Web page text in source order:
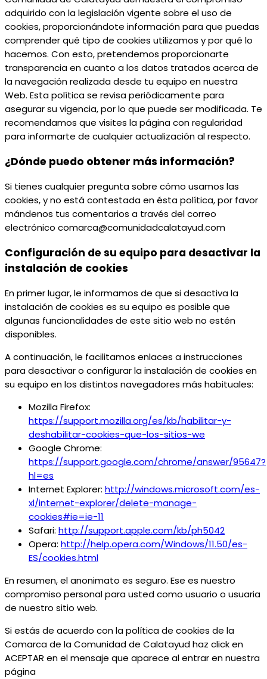
adquirido con la legislación vigente sobre el uso de
cookies, proporcionándote información para que puedas
comprender qué tipo de cookies utilizamos y por qué lo
hacemos. Con esto, pretendemos proporcionarte
transparencia en cuanto a los datos tratados acerca de
la navegación realizada desde tu equipo en nuestra
Web. Esta política se revisa periódicamente para
asegurar su vigencia, por lo que puede ser modificada. Te
recomendamos que visites la página con regularidad
para informarte de cualquier actualización al respecto.
¿Dónde puedo obtener más información?
Si tienes cualquier pregunta sobre cómo usamos las
cookies, y no está contestada en ésta política, por favor
mándenos tus comentarios a través del correo
electrónico comarca@comunidadcalatayud.com
Configuración de su equipo para desactivar la
instalación de cookies
En primer lugar, le informamos de que si desactiva la
instalación de cookies es su equipo es posible que
algunas funcionalidades de este sitio web no estén
disponibles.
A continuación, le facilitamos enlaces a instrucciones
para desactivar o configurar la instalación de cookies en
su equipo en los distintos navegadores más habituales:
Mozilla Firefox:
https://support.mozilla.org/es/kb/habilitar-y-
deshabilitar-cookies-que-los-sitios-we
Google Chrome:
https://support.google.com/chrome/answer/95647?
hl=es
Internet Explorer: http://windows.microsoft.com/es-
xl/internet-explorer/delete-manage-
cookies#ie=ie-11
Safari: http://support.apple.com/kb/ph5042
Opera: http://help.opera.com/Windows/11.50/es-
ES/cookies.html
En resumen, el anonimato es seguro. Ese es nuestro
compromiso personal para usted como usuario o usuaria
de nuestro sitio web.
Si estás de acuerdo con la política de cookies de la
Comarca de la Comunidad de Calatayud haz click en
ACEPTAR en el mensaje que aparece al entrar en nuestra
página